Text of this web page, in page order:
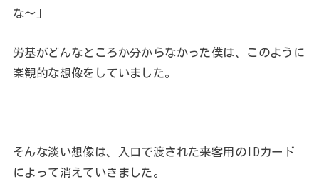
な〜」
労基がどんなところか分からなかった僕は、このように
楽観的な想像をしていました。
そんな淡い想像は、入口で渡された来客用のIDカード
によって消えていきました。